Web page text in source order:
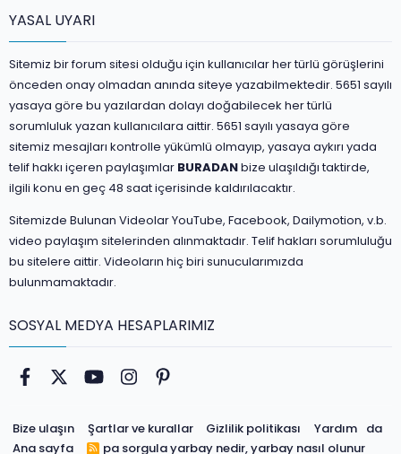
YASAL UYARI
Sitemiz bir forum sitesi olduğu için kullanıcılar her türlü görüşlerini
önceden onay olmadan anında siteye yazabilmektedir. 5651 sayılı
yasaya göre bu yazılardan dolayı doğabilecek her türlü
sorumluluk yazan kullanıcılara aittir. 5651 sayılı yasaya göre
sitemiz mesajları kontrolle yükümlü olmayıp, yasaya aykırı yada
telif hakkı içeren paylaşımlar BURADANbize ulaşıldığı taktirde,
ilgili konu en geç 48 saat içerisinde kaldırılacaktır.
Sitemizde Bulunan Videolar YouTube, Facebook, Dailymotion, v.b.
video paylaşım sitelerinden alınmaktadır. Telif hakları sorumluluğu
bu sitelere aittir. Videoların hiç biri sunucularımızda
bulunmamaktadır.
SOSYAL MEDYA HESAPLARIMIZ
Facebook
Twitter youtubeInstagram
Bize ulaşın Şartlar ve kurallar Gizlilik politikası
Yardım
Ana sayfa
da
pa sorgulayarbay nedir, yarbay nasıl olunur
R